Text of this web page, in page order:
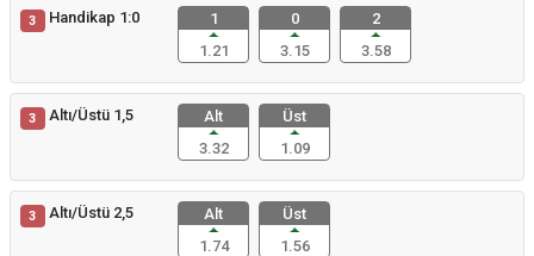
3 Handikap 1:0
1
1.21
0
3.15
2
3.58
3 Altı/Üstü 1,5
Alt
3.32
Üst
1.09
3 Altı/Üstü 2,5
Alt
1.74
Üst
1.56